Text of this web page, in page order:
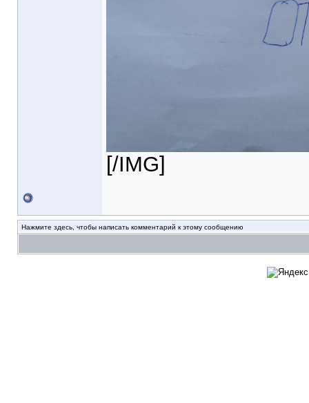
[/IMG]
Нажмите здесь, чтобы написать комментарий к этому сообщению